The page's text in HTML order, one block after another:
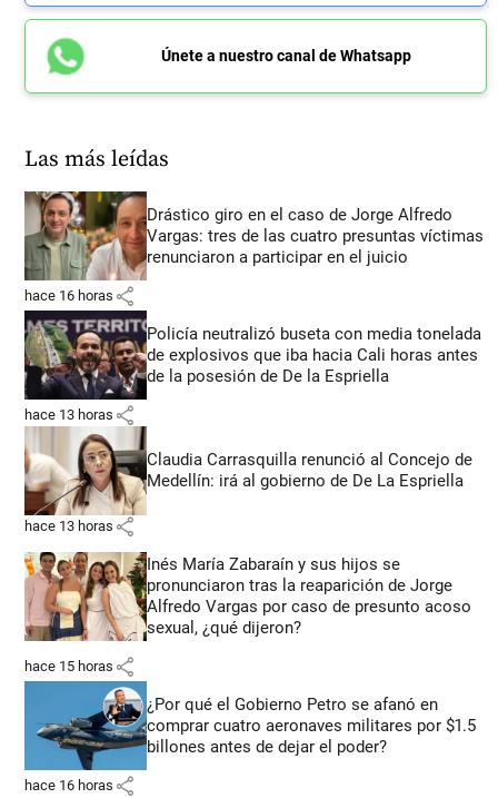
Únete a nuestro canal de Whatsapp
Las más leídas
Drástico giro en el caso de Jorge Alfredo
Vargas: tres de las cuatro presuntas víctimas
renunciaron a participar en el juicio
hace 16 horas share
Policía neutralizó buseta con media tonelada
de explosivos que iba hacia Cali horas antes
de la posesión de De la Espriella
hace 13 horas share
Claudia Carrasquilla renunció al Concejo de
Medellín: irá al gobierno de De La Espriella
hace 13 horas share
Inés María Zabaraín y sus hijos se
pronunciaron tras la reaparición de Jorge
Alfredo Vargas por caso de presunto acoso
sexual, ¿qué dijeron?
hace 15 horas share
¿Por qué el Gobierno Petro se afanó en
comprar cuatro aeronaves militares por $1.5
billones antes de dejar el poder?
hace 16 horas share